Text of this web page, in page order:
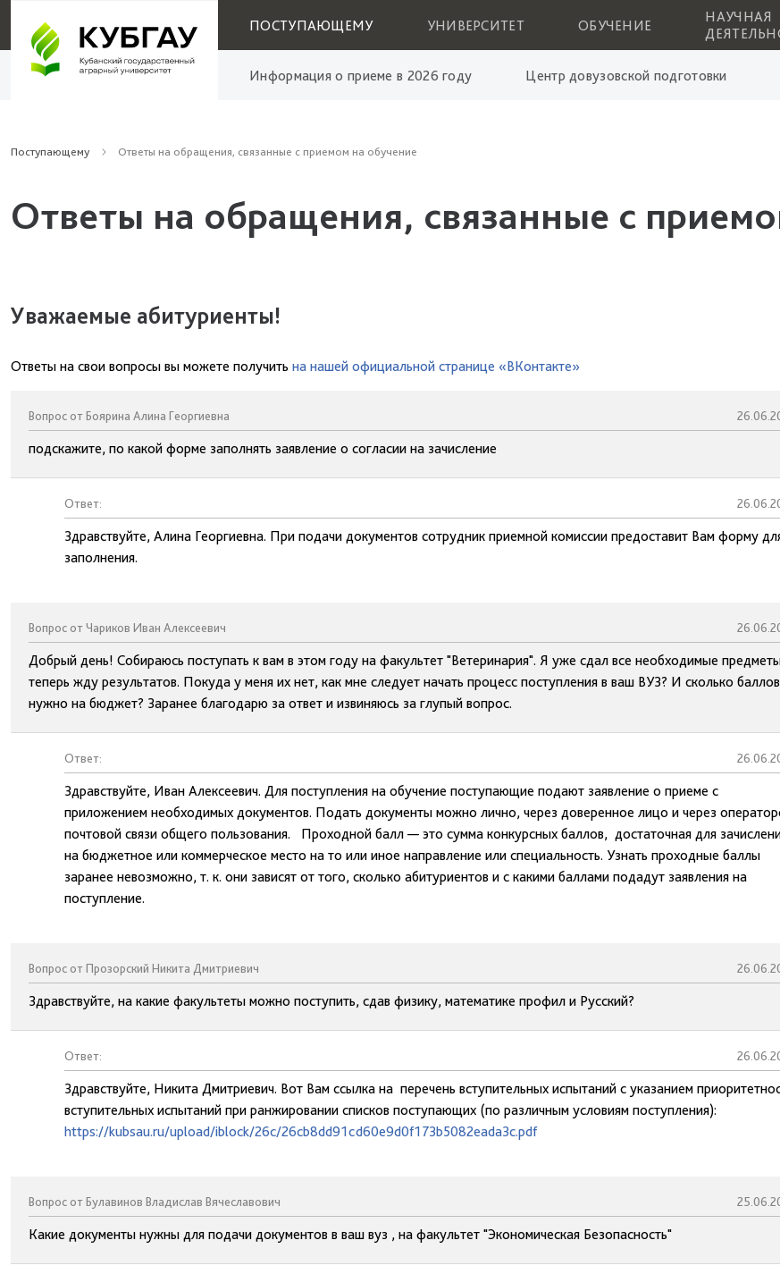
ПОСТУПАЮЩЕМУ УНИВЕРСИТЕТ ОБУЧЕНИЕ
НАУЧНАЯ
Информация о приеме в 2026 году Центр довузовской подготовки
Поступающему Ответы на обращения, связанные с приемом на обучение
Ответы на обращения, связанные с
Уважаемые абитуриенты!
Ответы на свои вопросы вы можете получить на нашей официальной странице «ВКонтакте»
Вопрос от Боярина Алина Георгиевна
подскажите, по какой форме заполнять заявление о согласии на зачисление
Ответ:
Здравствуйте, Алина Георгиевна. При подачи документов сотрудник приемной комиссии предоставит Вам форму
заполнения.
Вопрос от Чариков Иван Алексеевич
Добрый день! Собираюсь поступать к вам в этом году на факультет "Ветеринария". Я уже сдал все необходимые
теперь жду результатов. Покуда у меня их нет, как мне следует начать процесс поступления в ваш ВУЗ? И сколько баллов
нужно на бюджет? Заранее благодарю за ответ и извиняюсь за глупый вопрос.
Ответ:
Здравствуйте, Иван Алексеевич. Для поступления на обучение поступающие подают заявление о приеме с
приложением необходимых документов. Подать документы можно лично, через доверенное лицо и через
почтовой связи общего пользования. Проходной балл — это сумма конкурсных баллов, достаточная для
на бюджетное или коммерческое место на то или иное направление или специальность. Узнать проходные баллы
заранее невозможно, т. к. они зависят от того, сколько абитуриентов и с какими баллами подадут заявления на
поступление.
Вопрос от Прозорский Никита Дмитриевич
Здравствуйте, на какие факультеты можно поступить, сдав физику, математике профил и Русский?
Ответ:
Здравствуйте, Никита Дмитриевич. Вот Вам ссылка на перечень вступительных испытаний с указанием
вступительных испытаний при ранжировании списков поступающих (по различным условиям поступления):
https://kubsau.ru/upload/iblock/26c/26cb8dd91cd60e9d0f173b5082eada3c.pdf
Вопрос от Булавинов Владислав Вячеславович
Какие документы нужны для подачи документов в ваш вуз , на факультет "Экономическая Безопасность"